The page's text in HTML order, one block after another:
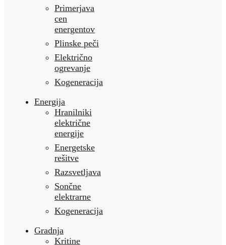
Primerjava
cen
energentov
Plinske peči
Električno
ogrevanje
Kogeneracija
Energija
Hranilniki
električne
energije
Energetske
rešitve
Razsvetljava
Sončne
elektrarne
Kogeneracija
Gradnja
Kritine